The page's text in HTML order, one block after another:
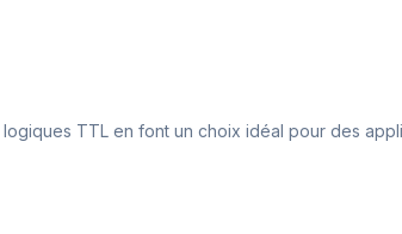
TTL en font un choix idéal pour des